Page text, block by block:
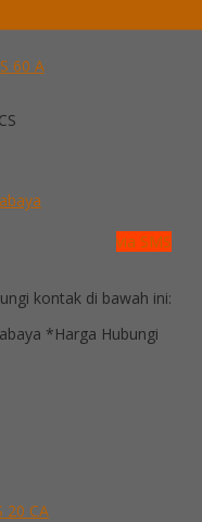
60 A
via SMS
kontak di bawah ini:
*Harga Hubungi
20 CA